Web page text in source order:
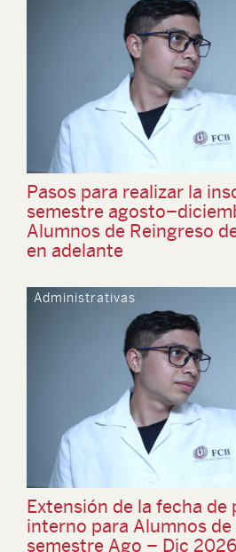
Pasos para realizar la
semestre
Alumnos de Reingreso
en adelante
Administrativas
Extensión de la fecha de
interno para Alumnos de
semestre Ago – Dic 2026